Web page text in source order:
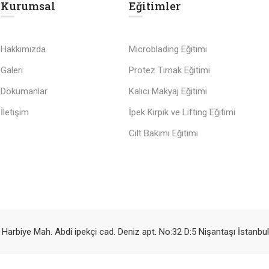
Kurumsal
Hakkımızda
Galeri
Dökümanlar
İletişim
Eğitimler
Microblading Eğitimi
Protez Tırnak Eğitimi
Kalıcı Makyaj Eğitimi
İpek Kirpik ve Lifting Eğitimi
Cilt Bakımı Eğitimi
Harbiye Mah. Abdi ipekçi cad. Deniz apt. No:32 D:5 Nişantaşı İstanbul